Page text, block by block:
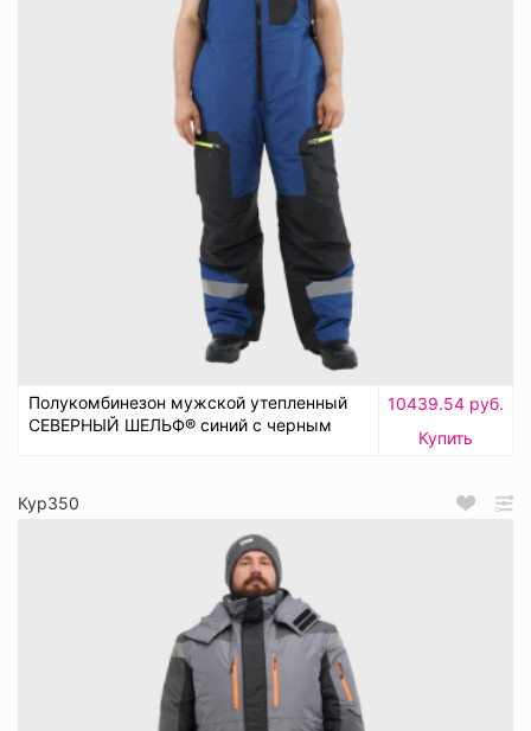
Полукомбинезон мужской утепленный
СЕВЕРНЫЙ ШЕЛЬФ® синий с черным
10439.54 руб.
Купить
Кур350